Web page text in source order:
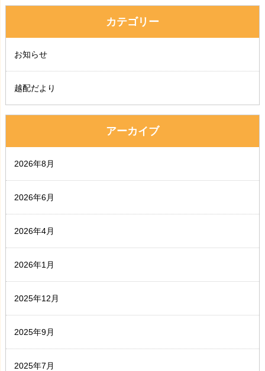
カテゴリー
お知らせ
越配だより
アーカイブ
2026年8月
2026年6月
2026年4月
2026年1月
2025年12月
2025年9月
2025年7月